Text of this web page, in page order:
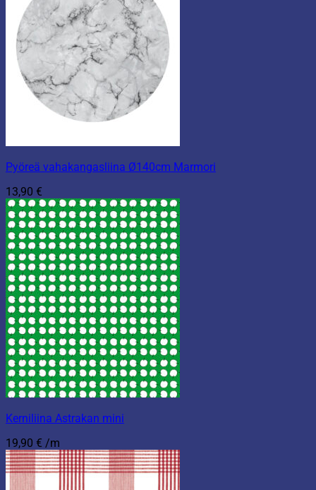
Pyöreä vahakangasliina Ø140cm Marmori
13,90 €
Kerniliina Astrakan mini
19,90 € /m